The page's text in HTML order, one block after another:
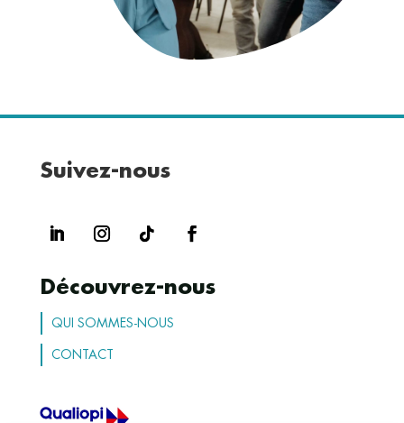
Suivez-nous
Découvrez-nous
QUI SOMMES-NOUS
CONTACT